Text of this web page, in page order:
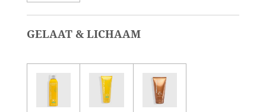
GELAAT & LICHAAM